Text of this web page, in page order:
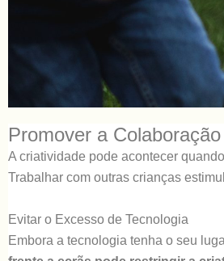
Promover a Colaboração
A criatividade pode acontecer
Trabalhar com outras crianças
Evitar o Excesso de Tecnologia
Embora a tecnologia tenha o seu